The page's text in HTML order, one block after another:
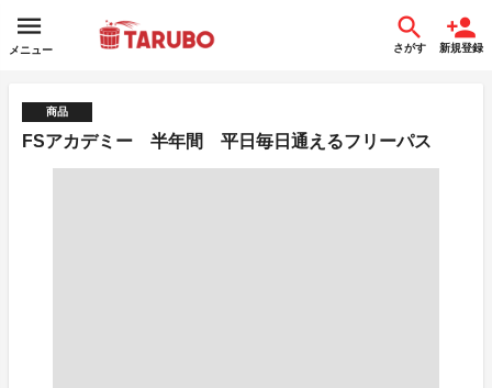
メニュー さがす 新規登録
商品
FSアカデミー 半年間 平日毎日通えるフリーパス